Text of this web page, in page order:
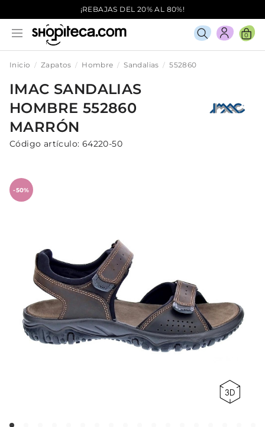
¡REBAJAS DEL 20% AL 80%!
0
Inicio Zapatos Hombre Sandalias 552860
IMAC SANDALIAS
HOMBRE 552860
MARRÓN
Código artículo: 64220-50
-50%